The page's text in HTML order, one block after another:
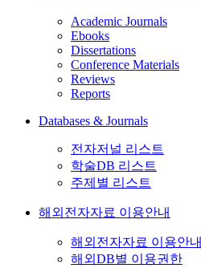
Academic Journals
Ebooks
Dissertations
Conference Materials
Reviews
Reports
Databases & Journals
전자저널 리스트
학술DB 리스트
주제별 리스트
해외전자자료 이용안내
해외전자자료 이용안내
해외DB별 이용권한